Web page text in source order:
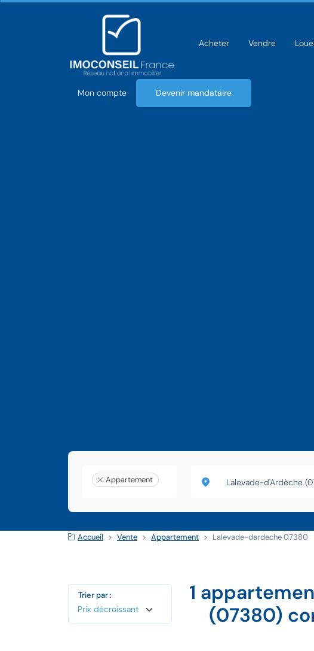
Acheter Vendre
Mon compte Devenir mandataire
Appartement
Accueil
Vente Appartement Lalevade-dardeche 07380
Trier par :
1
(07380)